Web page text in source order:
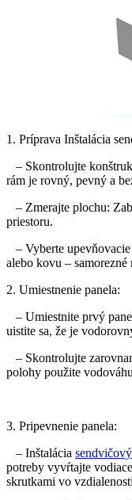
1. Príprava Inštalácia
– Skontrolujte
rám je rovný, pevný a
– Zmerajte plochu:
priestoru.
– Vyberte
alebo kovu –
2. Umiestnenie panela:
– Umiestnite prvý
uistite sa, že je
– Skontrolujte
polohy použite
3. Pripevnenie panela:
– Inštalácia
potreby vyvŕtajte
skrutkami vo